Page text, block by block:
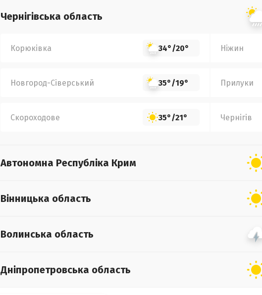
Чернігівська область
Корюківка 34°/20° Ніжин
Новгород-Сіверський 35°/19° Прилуки
Скороходове 35°/21° Чернігів
Автономна Республіка Крим
Вінницька область
Волинська область
Дніпропетровська область